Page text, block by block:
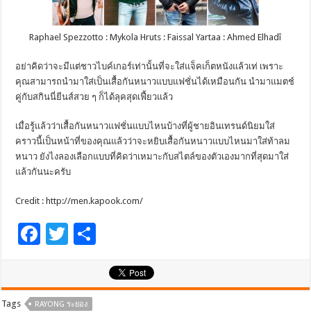
Raphael Spezzotto : Mykola Hruts : Faissal Yartaa : Ahmed Elhadî
อย่าคิดว่าจะมีแต่ชาวไบค์เกอร์เท่านั้นที่จะใส่แจ็คเก็ตหนังแล้วเท่ เพราะ
คุณสามารถนำมาใส่เป็นเสื้อกันหนาวแบบแฟชั่นได้เหมือนกัน นำมาแมตช์
คู่กับสกินนี่ยีนส์สวย ๆ ก็ได้ลุคสุดเฟี้ยวแล้ว
เมื่อรู้แล้วว่าเสื้อกันหนาวแฟชั่นแบบไหนบ้างที่ผู้ชายอินเทรนด์นิยมใส่
คราวนี้เป็นหน้าที่ของคุณแล้วว่าจะหยิบเสื้อกันหนาวแบบไหนมาใส่ท้าลม
หนาว ยังไงลองเลือกแบบที่คิดว่าเหมาะกับสไตล์ของตัวเองมากที่สุดมาใส่
แล้วกันนะครับ
Credit : http://men.kapook.com/
F
b
T
er
ar
Tags RAYONG ระยอง